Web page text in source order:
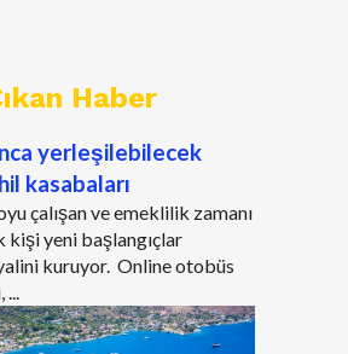
Haber
yerleşilebilecek
kasabaları
çalışan ve emeklilik zamanı
kişi yeni başlangıçlar
kuruyor. Online otobüs
...